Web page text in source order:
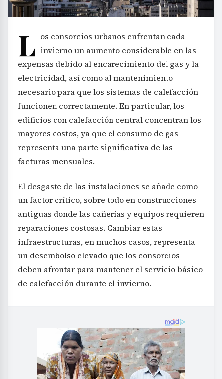
L os consorcios urbanos enfrentan cada
invierno un aumento considerable en las
expensas debido al encarecimiento del gas y la
electricidad, así como al mantenimiento
necesario para que los sistemas de calefacción
funcionen correctamente. En particular, los
edificios con calefacción central concentran los
mayores costos, ya que el consumo de gas
representa una parte significativa de las
facturas mensuales.
El desgaste de las instalaciones se añade como
un factor crítico, sobre todo en construcciones
antiguas donde las cañerías y equipos requieren
reparaciones costosas. Cambiar estas
infraestructuras, en muchos casos, representa
un desembolso elevado que los consorcios
deben afrontar para mantener el servicio básico
de calefacción durante el invierno.